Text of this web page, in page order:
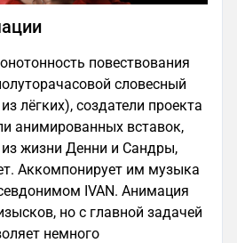
повествования
словесный
лёгких), создатели проекта
анимированных вставок,
жизни Денни и Сандры,
Аккомпонирует им музыка
IVAN. Анимация
но с главной задачей
немного